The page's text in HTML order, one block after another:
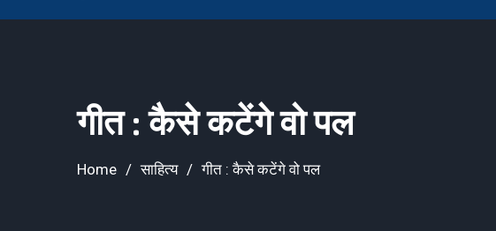
गीत : कैसे कटेंगे वो पल
Home साहित्य गीत : कैसे कटेंगे वो पल